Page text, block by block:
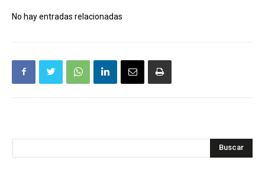
No hay entradas relacionadas
Buscar